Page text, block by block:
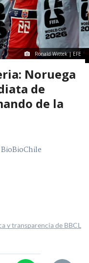
Ronald Wittek | EFE
Noruega
de
de la
y transparencia de BBCL